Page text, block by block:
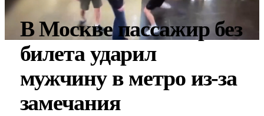
В Москве пассажир без
билета ударил
мужчину в метро из-за
замечания